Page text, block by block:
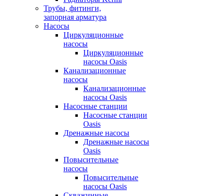
Трубы, фитинги,
запорная арматура
Насосы
Циркуляционные
насосы
Циркуляционные
насосы Oasis
Канализационные
насосы
Канализационные
насосы Oasis
Насосные станции
Насосные станции
Oasis
Дренажные насосы
Дренажные насосы
Oasis
Повысительные
насосы
Повысительные
насосы Oasis